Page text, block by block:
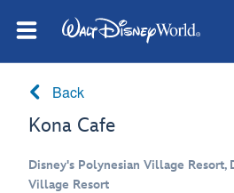
Back
Kona Cafe
Disney's Polynesian Village Resort,
Village Resort